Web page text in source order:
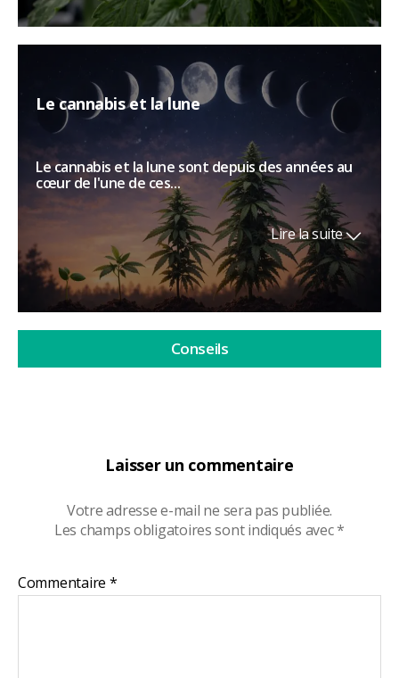
Laisser un commentaire
Votre adresse e-mail ne sera pas publiée.
Les champs obligatoires sont indiqués avec*
Commentaire *
Le cannabis et la lune
Le cannabis et la lune sont depuis des années au
cœur de l'une de ces...
Lire la suite
Conseils